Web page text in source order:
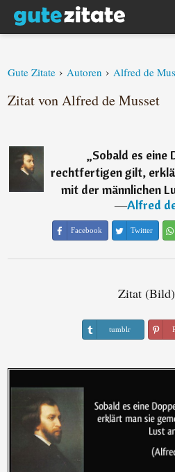
Gute Zitate › Autoren › Alfred de
Zitat von Alfred de Musset
„Sobald es eine
rechtfertigen gilt,
mit der männlichen
―Alfred
Facebook Twitter
Zitat
tumblr